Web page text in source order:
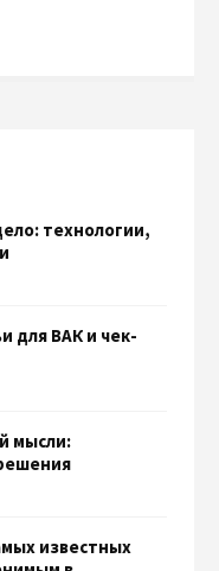
технологии,
для ВАК и чек-
мысли:
известных